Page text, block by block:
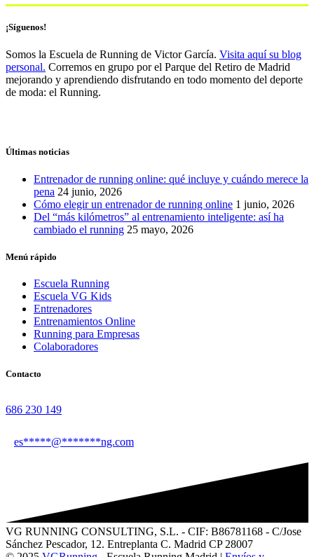
¡Síguenos!
Somos la Escuela de Running de Victor García. Visita aquí su blog
personal. Corremos en grupo por el Parque del Retiro de Madrid
mejorando y aprendiendo disfrutando en todo momento del deporte
de moda: el Running.
Últimas noticias
Entrenador de running online: qué incluye y cuándo merece la
pena 24 junio, 2026
Cómo elegir un entrenador de running online 1 junio, 2026
Del “más kilómetros” al entrenamiento inteligente: así ha
cambiado el running 25 mayo, 2026
Menú rápido
Escuela Running
Escuela VG Kids
Entrenadores
Entrenamientos Online
Running para Empresas
Colaboradores
Contacto
686 230 149
es*****@*******ng.com
VG RUNNING CONSULTING, S.L. - CIF: B86781168 - C/Jose
Sánchez Pescador, 12. Entreplanta C. Madrid CP 28007